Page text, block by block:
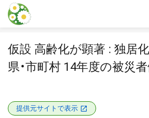
本文に飛ぶ
仮設 高齢化が顕著 : 独居
県・市町村 14年度の被災
提供元サイトで表示